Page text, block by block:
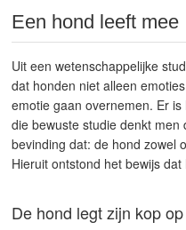
Een hond leeft mee
Uit een wetenschappelijke
dat honden niet alleen
emotie gaan overnemen. Er
die bewuste studie denkt
bevinding dat: de hond zowel
Hieruit ontstond het bewijs
De hond legt zijn kop